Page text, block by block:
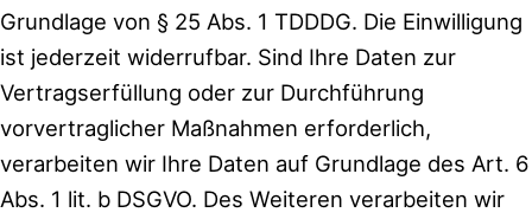
Grundlage von § 25 Abs. 1 TDDDG. Die Einwilligung
ist jederzeit widerrufbar. Sind Ihre Daten zur
Vertragserfüllung oder zur Durchführung
vorvertraglicher Maßnahmen erforderlich,
verarbeiten wir Ihre Daten auf Grundlage des Art. 6
Abs. 1 lit. b DSGVO. Des Weiteren verarbeiten wir